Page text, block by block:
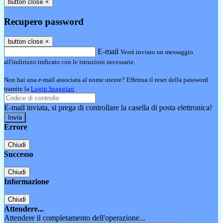
button close ×
Recupero password
button close ×
E-mail Verrà inviato un messaggio
all'indirizzo indicato con le istruzioni necessarie.
Non hai una e-mail associata al nome utente? Effettua il reset della password
tramite la Login Spaggiari
E-mail inviata, si prega di controllare la casella di posta elettronica!
Errore
Chiudi
Successo
Chiudi
Informazione
Chiudi
Attendere...
Attendere il completamento dell'operazione...